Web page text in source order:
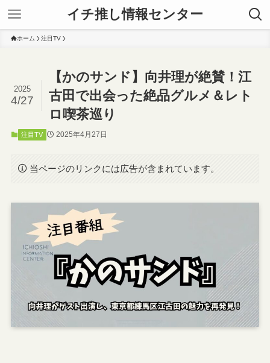
イチ推し情報センター
ホーム 注目TV
【かのサンド】向井理が絶賛！江
古田で出会った絶品グルメ＆レト
ロ喫茶巡り
2025
4/27
注目TV 2025年4月27日
当ページのリンクには広告が含まれています。